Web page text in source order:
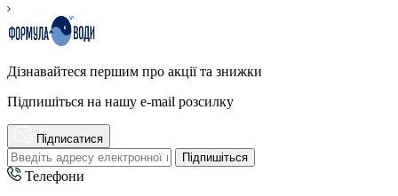
Дізнавайтеся першим про акції та знижки
Підпишіться на нашу e-mail розсилку
Підписатися
Підпишіться
Телефони